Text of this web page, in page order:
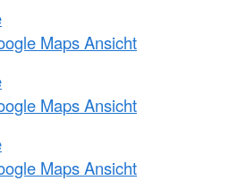
Maps Ansicht
Maps Ansicht
Maps Ansicht